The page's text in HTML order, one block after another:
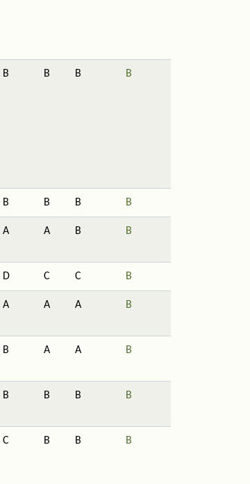
B B B B
B B B B
A A B B
D C C B
A A A B
B A A B
B B B B
C B B B